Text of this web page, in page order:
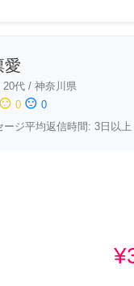
愛
20代/ 神奈川県
sentiment_neutral 0 sentiment_dissatisfied 0
ージ平均返信時間: 3日以上